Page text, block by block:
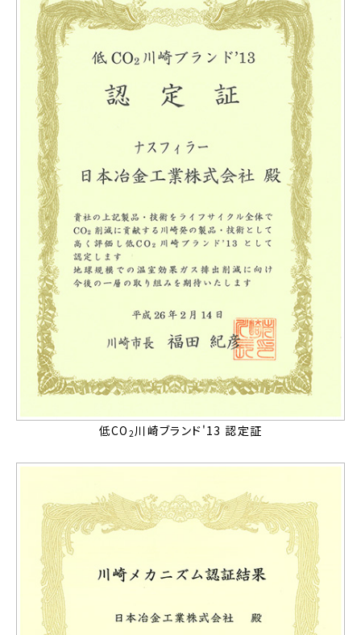
低CO 2川崎ブランド'13 認定証